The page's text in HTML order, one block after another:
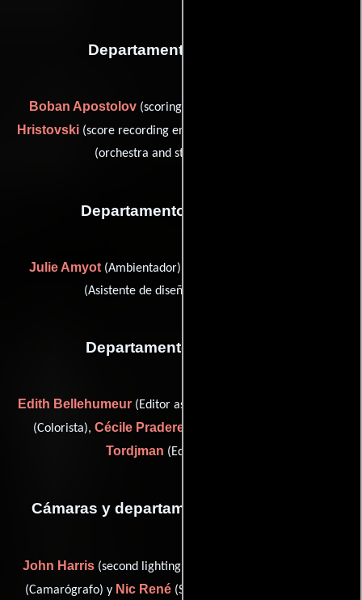
Departamento de musica
Boban Apostolov (scoring pro tools engineer),
Hristovski(score recording engineer) y
(orchestra and studio contractor)
Departamento de vestuario
Julie Amyot(Ambientador) y
(Asistente de diseñador de vestuario)
Departamento de editorial
Edith Bellehumeur(Editor asistente),
(Colorista), Cécile Pradere
Tordjman (Editor asistente)
Cámaras y departamento de electricidad
John Harris (second lighting technician),
(Camarógrafo) y Nic René (Segundo asistente de cámara)